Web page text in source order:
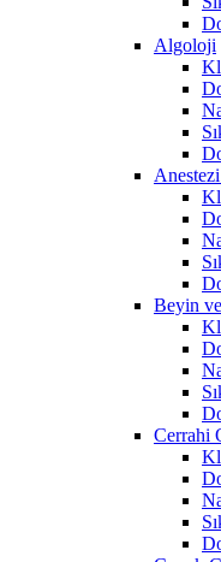
Algoloji
Beyin
Cerrahi